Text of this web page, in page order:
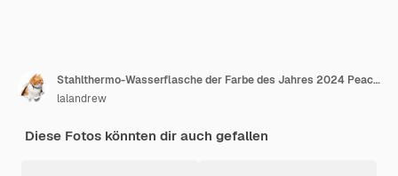
Stahlthermo-Wasserflasche der Farbe des Jahres 2024 Peach Fuzz isoliert auf weißem Hintergrund
lalandrew
Diese Fotos könnten dir auch gefallen